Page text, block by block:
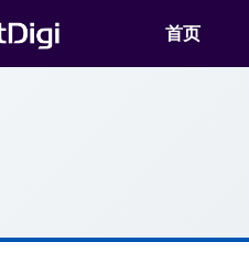
首页